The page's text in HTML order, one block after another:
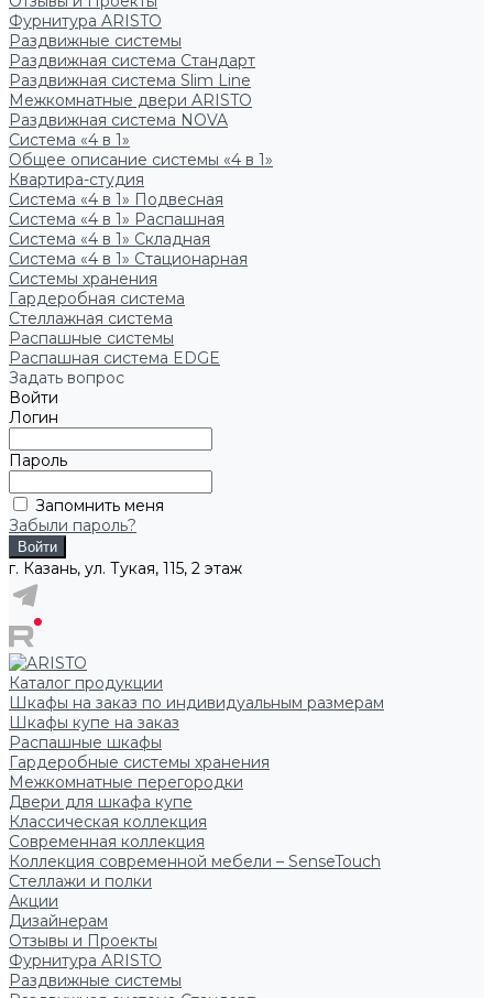
Фурнитура ARISTO
Раздвижные системы
Раздвижная система Стандарт
Раздвижная система Slim Line
Межкомнатные двери ARISTO
Раздвижная система NOVA
Система «4 в 1»
Общее описание системы «4 в 1»
Квартира-студия
Система «4 в 1» Подвесная
Система «4 в 1» Распашная
Система «4 в 1» Складная
Система «4 в 1» Стационарная
Системы хранения
Гардеробная система
Стеллажная система
Распашные системы
Распашная система EDGE
Задать вопрос
Войти
Логин
Пароль
Запомнить меня
Забыли пароль?
г. Казань, ул. Тукая, 115, 2 этаж
Каталог продукции
Шкафы на заказ по индивидуальным размерам
Шкафы купе на заказ
Распашные шкафы
Гардеробные системы хранения
Межкомнатные перегородки
Двери для шкафа купе
Классическая коллекция
Современная коллекция
Коллекция современной мебели – SenseTouch
Стеллажи и полки
Акции
Дизайнерам
Отзывы и Проекты
Фурнитура ARISTO
Раздвижные системы